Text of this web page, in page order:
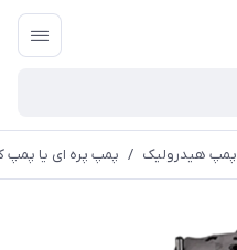
پمپ هیدرولیک / پمپ پره ای یا پمپ